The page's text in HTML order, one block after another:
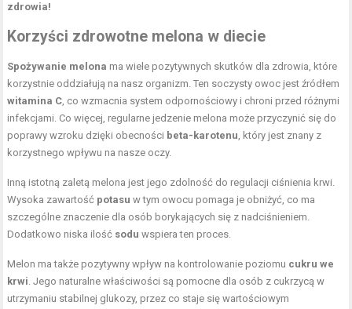
zdrowia!
Korzyści zdrowotne melona w diecie
Spożywanie melona ma wiele pozytywnych skutków dla zdrowia, które
korzystnie oddziałują na nasz organizm. Ten soczysty owoc jest źródłem
witamina C, co wzmacnia system odpornościowy i chroni przed różnymi
infekcjami. Co więcej, regularne jedzenie melona może przyczynić się do
poprawy wzroku dzięki obecności beta-karotenu, który jest znany z
korzystnego wpływu na nasze oczy.
Inną istotną zaletą melona jest jego zdolność do regulacji ciśnienia krwi.
Wysoka zawartość potasu w tym owocu pomaga je obniżyć, co ma
szczególne znaczenie dla osób borykających się z nadciśnieniem.
Dodatkowo niska ilość sodu wspiera ten proces.
Melon ma także pozytywny wpływ na kontrolowanie poziomu cukru we
krwi. Jego naturalne właściwości są pomocne dla osób z cukrzycą w
utrzymaniu stabilnej glukozy, przez co staje się wartościowym